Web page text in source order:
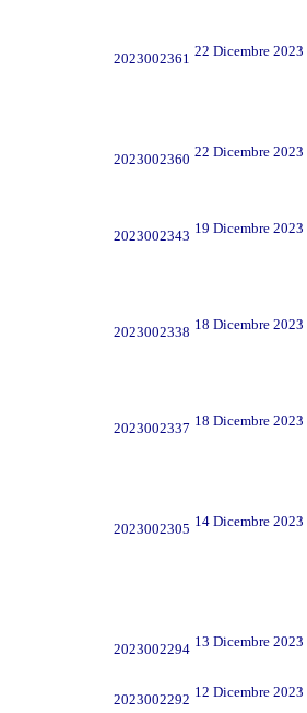
2023002361 22 Dicembre 2023
2023002360 22 Dicembre 2023
2023002343 19 Dicembre 2023
2023002338 18 Dicembre 2023
2023002337 18 Dicembre 2023
2023002305 14 Dicembre 2023
2023002294 13 Dicembre 2023
2023002292 12 Dicembre 2023